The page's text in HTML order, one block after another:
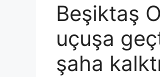
Beşiktaş
uçuşa
şaha kalktı